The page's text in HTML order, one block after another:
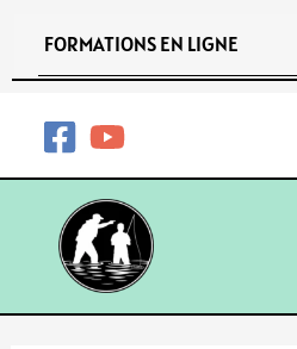
FORMATIONS EN LIGNE